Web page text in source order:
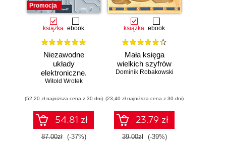
Promocja
książka ebook
Niezawodne
układy
elektroniczne.
Podręcznik
Witold Wrotek
(52,20 zł najniższa cena z 30 dni)
54.81 zł
87.00zł (-37%)
książka ebook
Mała księga
wielkich szyfrów
Dominik Robakowski
(23,40 zł najniższa cena z 30 dni)
23.79 zł
39.00zł (-39%)